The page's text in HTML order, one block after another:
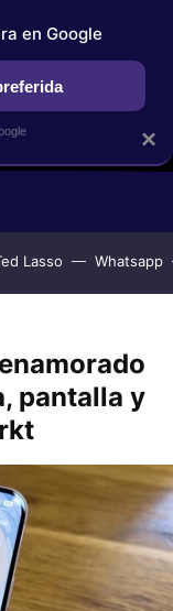
VS OTROS
Lasso Whatsapp
pantalla y
×
en Google